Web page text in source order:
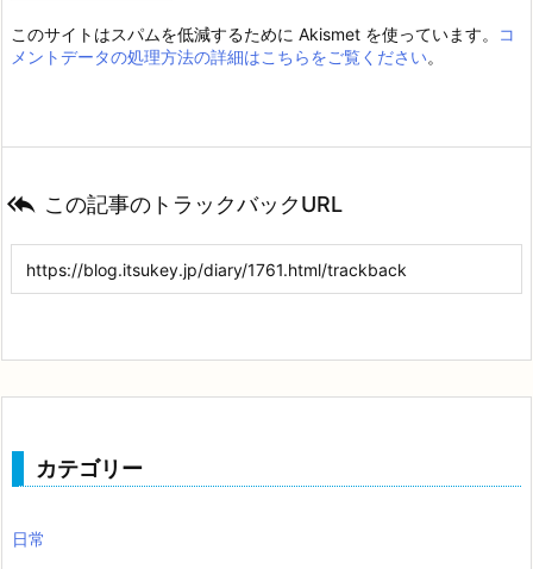
このサイトはスパムを低減するために Akismet を使っています。
コ
メントデータの処理方法の詳細はこちらをご覧ください。
 この記事のトラックバックURL
カテゴリー
日常